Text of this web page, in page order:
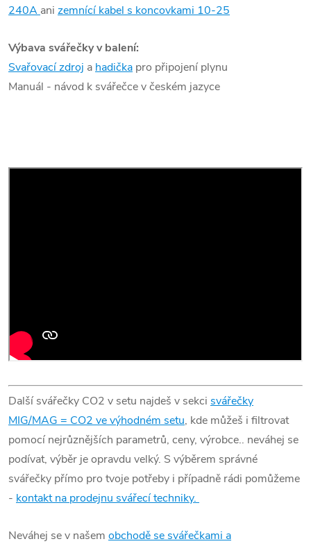
240A ani zemnící kabel s koncovkami 10-25
Výbava svářečky v balení:
Svařovací zdroj a hadička pro připojení plynu
Manuál - návod k svářečce v českém jazyce
Další svářečky CO2 v setu najdeš v sekci svářečky
MIG/MAG = CO2 ve výhodném setu, kde můžeš i filtrovat
pomocí nejrůznějších parametrů, ceny, výrobce.. neváhej se
podívat, výběr je opravdu velký. S výběrem správné
svářečky přímo pro tvoje potřeby i případně rádi pomůžeme
- kontakt na prodejnu svářecí techniky.
Neváhej se v našem obchodě se svářečkami a